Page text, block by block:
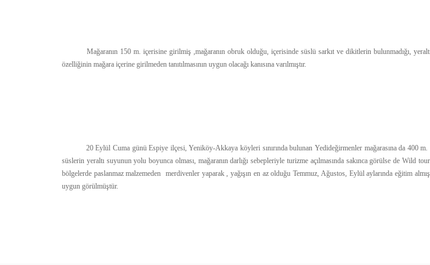
Mağaranın 150 m. içerisine girilmiş ,mağaranın obruk olduğu, içerisinde süslü sarkıt ve dikitlerin bulunmadığı,
özelliğinin mağara içerine girilmeden tanıtılmasının uygun olacağı kanısına varılmıştır.
20 Eylül Cuma günü Espiye ilçesi, Yeniköy-Akkaya köyleri sınırında bulunan Yedideğirmenler mağarasına da 400 m.
süslerin yeraltı suyunun yolu boyunca olması, mağaranın darlığı sebepleriyle turizme açılmasında sakınca görülse de Wild
bölgelerde paslanmaz malzemeden merdivenler yaparak , yağışın en az olduğu Temmuz, Ağustos, Eylül aylarında eğitim
uygun görülmüştür.